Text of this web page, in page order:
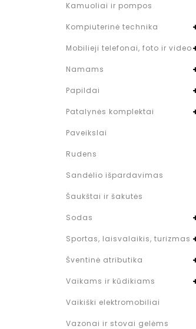
Kamuoliai ir pompos
Kompiuterinė technika
Mobilieji telefonai, foto ir video
Namams
Papildai
Patalynės komplektai
Paveikslai
Rudens
Sandėlio išpardavimas
Šaukštai ir šakutės
Sodas
Sportas, laisvalaikis, turizmas
Šventinė atributika
Vaikams ir kūdikiams
Vaikiški elektromobiliai
Vazonai ir stovai gelėms